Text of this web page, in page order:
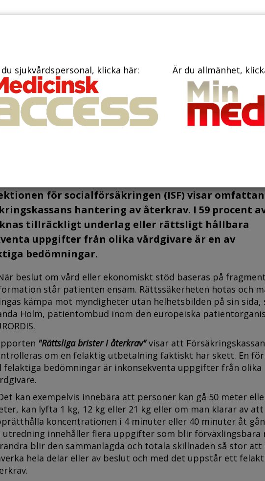
AKTUELLT TIDNINGAR BÖCKER KONTAKT
från
har rättsliga
för socialförsäkringen (ISF) visar
hantering av återkrav. I 59 procent
tillräckligt underlag eller rättsligt hållbara
uppgifter från olika vårdgivare är en av
bedömningar.
beslut om vård eller ekonomiskt stöd baseras på
står patienten ensam. Rättssäkerheten hotas och
kämpa mot myndigheter utan helhetsbilden på sin sida,
Holm, patientombud inom den europeiska
"Rättsliga brister i återkrav"visar att
om en felaktig utbetalning faktiskt har skett. En
felaktiga bedömningar är inkonsekventa uppgifter från olika
kan exempelvis innebära att personer kan gå 50 meter
kan lyfta 1 kg, 12 kg eller 21 kg eller om man klarar av att
koncentrationen i 4 minuter eller 40 minuter åt
utredning innehåller flera uppgifter som blir förväxlingsbara
blir den sammanlagda och totala skillnaden så stor att
hela delar eller av beslut och med det uppstår ett
sjukvårdspersonal, klicka här: Är du allmänhet,